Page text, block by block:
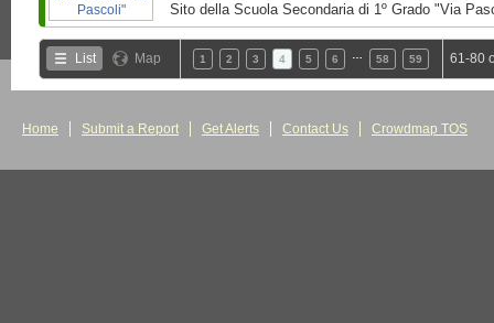
Sito della Scuola Secondaria di 1º Grado "Via
List Map 1 2 3 4 5 6 58 59 61-80
Home Submit a Report Get Alerts Contact Us Crowdmap TOS